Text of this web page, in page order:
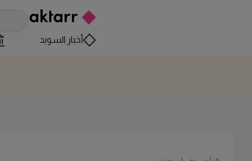
أخبار السويد